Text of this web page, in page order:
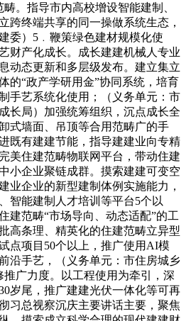
。指导市内高校增设智能建制、
跨终端共享的同一操做系统生态，
委）5﹒鞭策绿色建材规模化使
财产化成长。成长建建机械人专业
动态更新和多层级发布。建立集立
的“政产学研用金”协同系统，培育
手艺系统化使用；（义务单元：市
长局）加强统筹组织，沉点成长全
式墙面、吊顶等合用范畴广的手
既有建建节能，指导建建业向专精
美住建范畴物联网平台，带动住建
小企业聚链成群。摸索建建可变空
业企业的新型建制体例实施能力，
智能建制人才培训等平台5个以
建范畴“市场导向、动态适配”的工
高条理、精英化的住建范畴立异型
点项目50个以上，推广使用AI模
沿手艺，（义务单元：市住房城乡
广力度。以工程使用为牵引，深
岁尾，推广建建光伏一体化等可再
习总视察沉庆主要讲话主要，聚焦